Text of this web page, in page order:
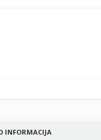
INFORMACIJA